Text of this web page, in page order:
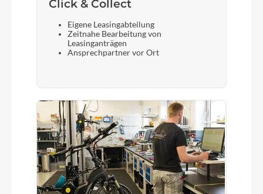
Click & Collect
Eigene Leasingabteilung
Zeitnahe Bearbeitung von
Leasinganträgen
Ansprechpartner vor Ort